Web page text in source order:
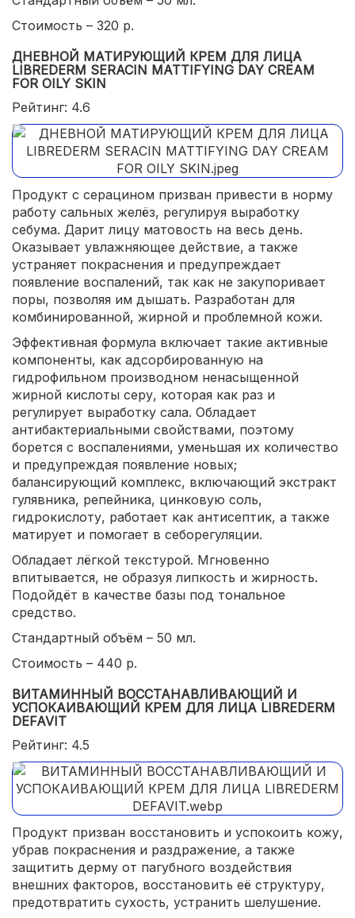
Стоимость – 320 р.
ДНЕВНОЙ МАТИРУЮЩИЙ КРЕМ ДЛЯ ЛИЦА
LIBREDERM SERACIN MATTIFYING DAY CREAM
FOR OILY SKIN
Рейтинг: 4.6
Продукт с серацином призван привести в норму
работу сальных желёз, регулируя выработку
себума. Дарит лицу матовость на весь день.
Оказывает увлажняющее действие, а также
устраняет покраснения и предупреждает
появление воспалений, так как не закупоривает
поры, позволяя им дышать. Разработан для
комбинированной, жирной и проблемной кожи.
Эффективная формула включает такие активные
компоненты, как адсорбированную на
гидрофильном производном ненасыщенной
жирной кислоты серу, которая как раз и
регулирует выработку сала. Обладает
антибактериальными свойствами, поэтому
борется с воспалениями, уменьшая их количество
и предупреждая появление новых;
балансирующий комплекс, включающий экстракт
гулявника, репейника, цинковую соль,
гидрокислоту, работает как антисептик, а также
матирует и помогает в себорегуляции.
Обладает лёгкой текстурой. Мгновенно
впитывается, не образуя липкость и жирность.
Подойдёт в качестве базы под тональное
средство.
Стандартный объём – 50 мл.
Стоимость – 440 р.
ВИТАМИННЫЙ ВОССТАНАВЛИВАЮЩИЙ И
УСПОКАИВАЮЩИЙ КРЕМ ДЛЯ ЛИЦА LIBREDERM
DEFAVIT
Рейтинг: 4.5
Продукт призван восстановить и успокоить кожу,
убрав покраснения и раздражение, а также
защитить дерму от пагубного воздействия
внешних факторов, восстановить её структуру,
предотвратить сухость, устранить шелушение.